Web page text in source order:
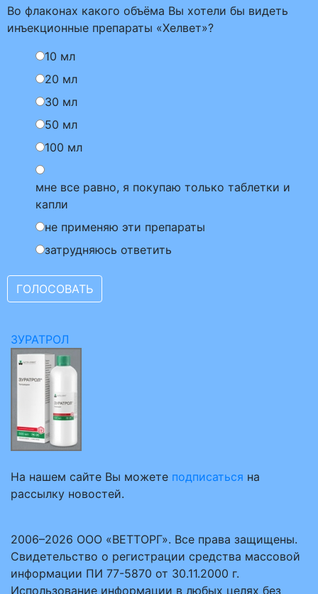
Во флаконах какого объёма Вы хотели бы видеть
инъекционные препараты «Хелвет»?
10 мл
20 мл
30 мл
50 мл
100 мл
мне все равно, я покупаю только таблетки и
капли
не применяю эти препараты
затрудняюсь ответить
ЗУРАТРОЛ
На нашем сайте Вы можете подписаться на
рассылку новостей.
2006–2026 ООО «ВЕТТОРГ». Все права защищены.
Свидетельство о регистрации средства массовой
информации ПИ 77-5870 от 30.11.2000 г.
Использование информации в любых целях без